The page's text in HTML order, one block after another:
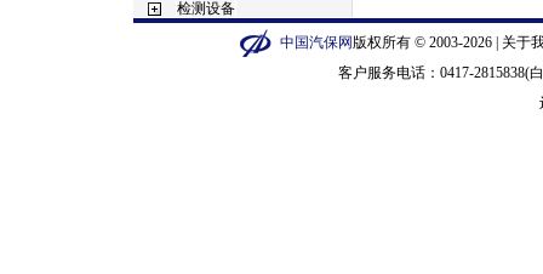
中国汽保网版权所有 © 2003-2026 | 关于
客户服务电话：0417-